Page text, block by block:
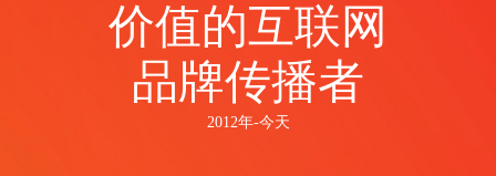
价值的互联网
品牌传播者
2012年-今天